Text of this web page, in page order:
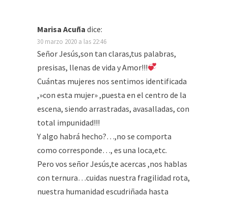
Marisa Acuña dice:
30 marzo 2020 a las 22:46
Señor Jesús,son tan claras,tus palabras,
presisas, llenas de vida y Amor!!!
Cuántas mujeres nos sentimos identificada
,»con esta mujer» ,puesta en el centro de la
escena, siendo arrastradas, avasalladas, con
total impunidad!!!
Y algo habrá hecho?…,no se comporta
como corresponde…, es una loca,etc.
Pero vos señor Jesús,te acercas ,nos hablas
con ternura…cuidas nuestra fragilidad rota,
nuestra humanidad escudriñada hasta